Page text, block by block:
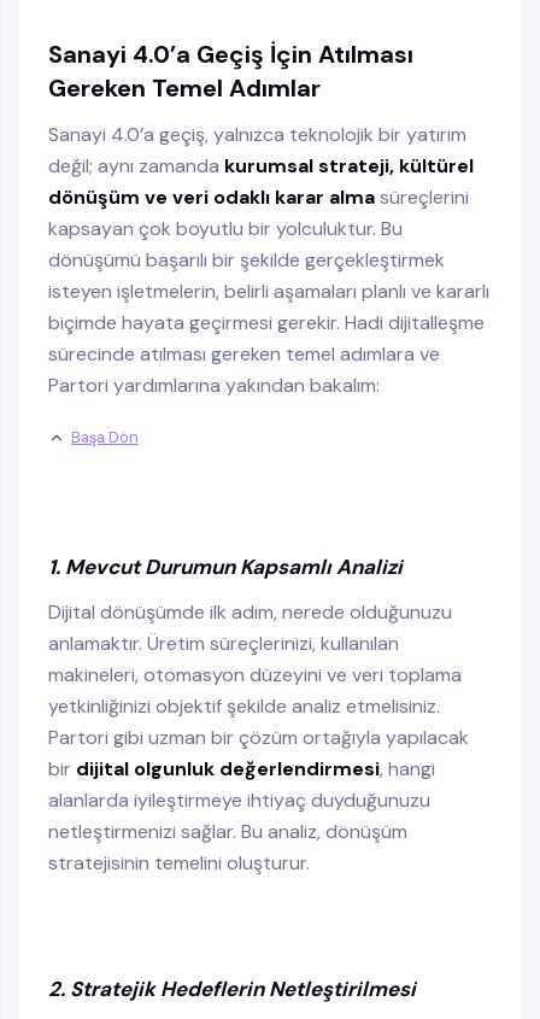
Sanayi 4.0’a Geçiş İçin Atılması
Gereken Temel Adımlar
Sanayi 4.0’a geçiş, yalnızca teknolojik bir yatırım
değil; aynı zamanda kurumsal strateji, kültürel
dönüşüm ve veri odaklı karar almasüreçlerini
kapsayan çok boyutlu bir yolculuktur. Bu
dönüşümü başarılı bir şekilde gerçekleştirmek
isteyen işletmelerin, belirli aşamaları planlı ve kararlı
biçimde hayata geçirmesi gerekir. Hadi dijitalleşme
sürecinde atılması gereken temel adımlara ve
Partori yardımlarına yakından bakalım:
Başa Dön
1. Mevcut Durumun Kapsamlı Analizi
Dijital dönüşümde ilk adım, nerede olduğunuzu
anlamaktır. Üretim süreçlerinizi, kullanılan
makineleri, otomasyon düzeyini ve veri toplama
yetkinliğinizi objektif şekilde analiz etmelisiniz.
Partori gibi uzman bir çözüm ortağıyla yapılacak
bir dijital olgunluk değerlendirmesi, hangi
alanlarda iyileştirmeye ihtiyaç duyduğunuzu
netleştirmenizi sağlar. Bu analiz, dönüşüm
stratejisinin temelini oluşturur.
2. Stratejik Hedeflerin Netleştirilmesi